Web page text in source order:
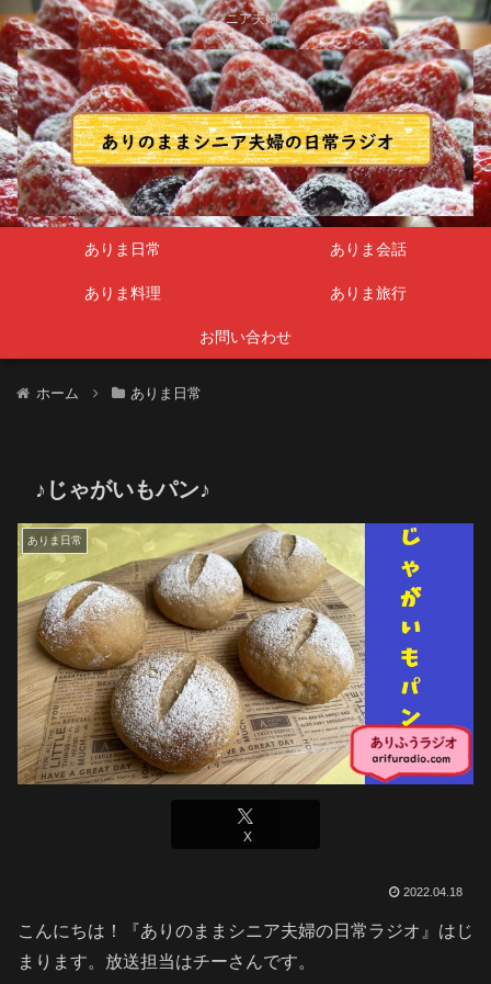
シニア夫婦
ありま日常 ありま会話
ありま料理 ありま旅行
お問い合わせ
ホーム ありま日常
♪じゃがいもパン♪
ありま日常
X
2022.04.18
こんにちは！『ありのままシニア夫婦の日常ラジオ』はじ
まります。放送担当はチーさんです。